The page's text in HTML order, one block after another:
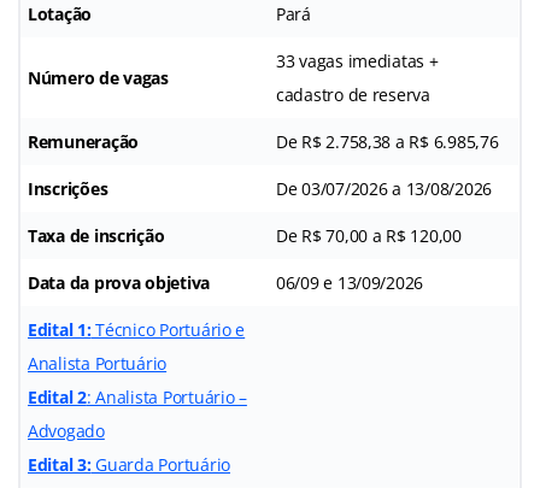
Lotação Pará
Número de vagas
33 vagas imediatas +
cadastro de reserva
Remuneração De R$ 2.758,38 a R$ 6.985,76
Inscrições De 03/07/2026 a 13/08/2026
Taxa de inscrição De R$ 70,00 a R$ 120,00
Data da prova objetiva 06/09 e 13/09/2026
Edital 1:Técnico Portuário e
Analista Portuário
Edital 2: Analista Portuário –
Advogado
Edital 3:Guarda Portuário